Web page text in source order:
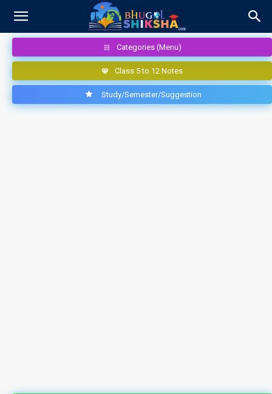
Categories (Menu)
Class 5 to 12 Notes
Study/Semester/Suggestion